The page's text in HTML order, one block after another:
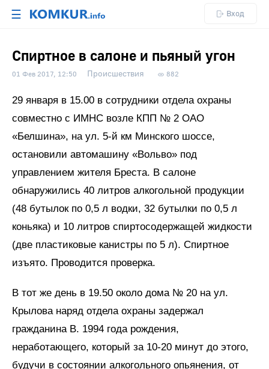
☰ Вход
Спиртное в салоне и пьяный угон
01 Фев 2017, 12:50 Происшествия 882
29 января в 15.00 в сотрудники отдела охраны
совместно с ИМНС возле КПП № 2 ОАО
«Белшина», на ул. 5-й км Минского шоссе,
остановили автомашину «Вольво» под
управлением жителя Бреста. В салоне
обнаружились 40 литров алкогольной продукции
(48 бутылок по 0,5 л водки, 32 бутылки по 0,5 л
коньяка) и 10 литров спиртосодержащей жидкости
(две пластиковые канистры по 5 л). Спиртное
изъято. Проводится проверка.
В тот же день в 19.50 около дома № 20 на ул.
Крылова наряд отдела охраны задержал
гражданина В. 1994 года рождения,
неработающего, который за 10-20 минут до этого,
будучи в состоянии алкогольного опьянения, от